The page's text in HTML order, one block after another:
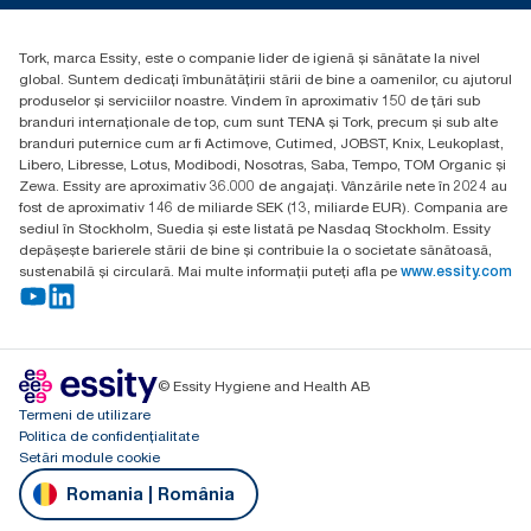
Essity Hungary Kft. Professional Hygiene
Budakeszi út 51.
Tork, marca Essity, este o companie lider de igienă și sănătate la nivel
global. Suntem dedicați îmbunătățirii stării de bine a oamenilor, cu ajutorul
produselor și serviciilor noastre. Vindem în aproximativ 150 de țări sub
branduri internaționale de top, cum sunt TENA și Tork, precum și sub alte
branduri puternice cum ar fi Actimove, Cutimed, JOBST, Knix, Leukoplast,
Libero, Libresse, Lotus, Modibodi, Nosotras, Saba, Tempo, TOM Organic și
Zewa. Essity are aproximativ 36.000 de angajați. Vânzările nete în 2024 au
fost de aproximativ 146 de miliarde SEK (13, miliarde EUR). Compania are
sediul în Stockholm, Suedia și este listată pe Nasdaq Stockholm. Essity
depășește barierele stării de bine și contribuie la o societate sănătoasă,
sustenabilă și circulară. Mai multe informații puteți afla pe www.essity.com
© Essity Hygiene and Health AB
Termeni de utilizare
Politica de confidențialitate
Setări module cookie
Romania | România